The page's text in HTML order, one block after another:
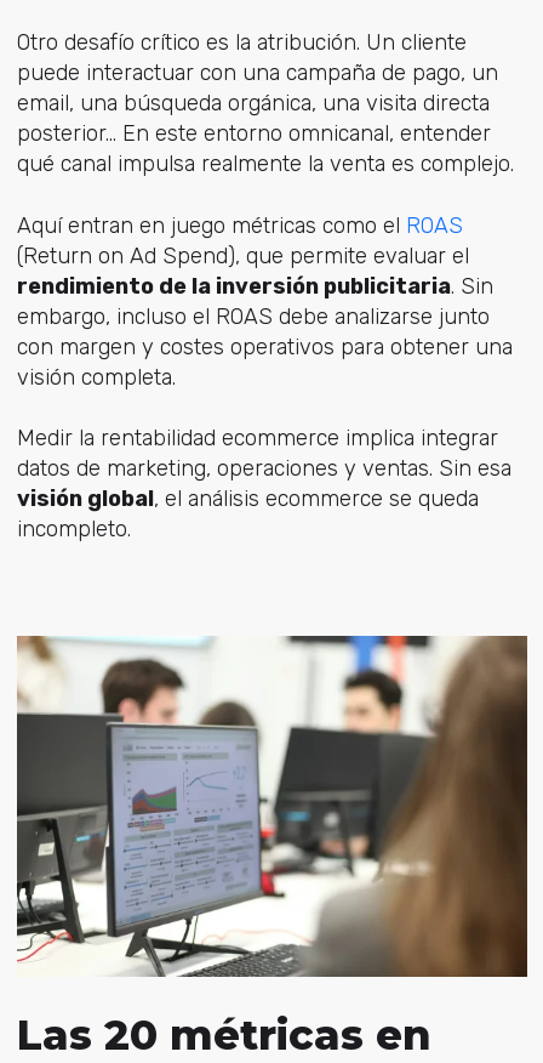
Otro desafío crítico es la atribución. Un cliente
puede interactuar con una campaña de pago, un
email, una búsqueda orgánica, una visita directa
posterior... En este entorno omnicanal, entender
qué canal impulsa realmente la venta es complejo.
Aquí entran en juego métricas como el ROAS
(Return on Ad Spend), que permite evaluar el
rendimiento de la inversión publicitaria. Sin
embargo, incluso el ROAS debe analizarse junto
con margen y costes operativos para obtener una
visión completa.
Medir la rentabilidad ecommerce implica integrar
datos de marketing, operaciones y ventas. Sin esa
visión global, el análisis ecommerce se queda
incompleto.
Las 20 métricas en